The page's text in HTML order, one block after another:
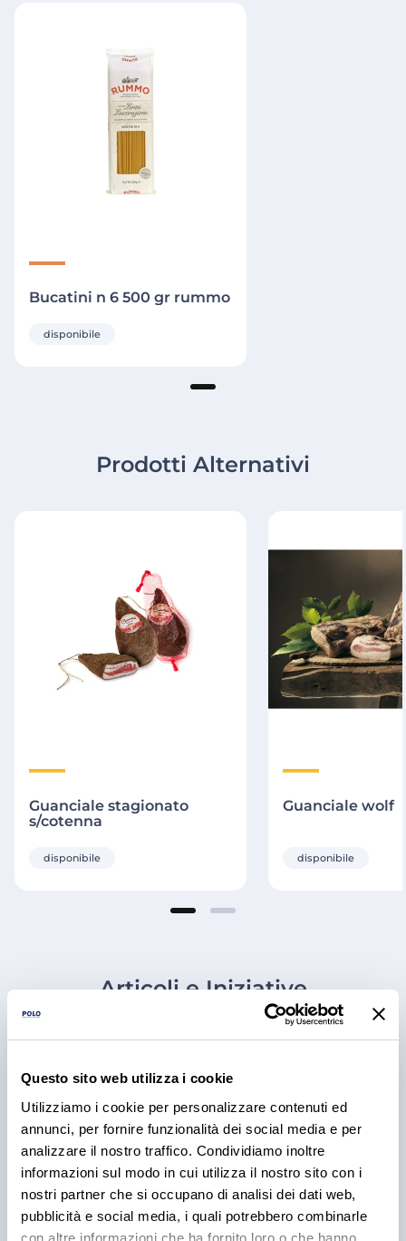
Questo sito web utilizza i cookie
Utilizziamo i cookie per personalizzare contenuti ed
annunci, per fornire funzionalità dei social media e per
analizzare il nostro traffico. Condividiamo inoltre
informazioni sul modo in cui utilizza il nostro sito con i
nostri partner che si occupano di analisi dei dati web,
pubblicità e social media, i quali potrebbero combinarle
con altre informazioni che ha fornito loro o che hanno
Bucatini n 6 500 gr rummo
disponibile
Prodotti Alternativi
Guanciale stagionato
s/cotenna
disponibile
Guanciale wolf
disponibile
Articoli e Iniziative